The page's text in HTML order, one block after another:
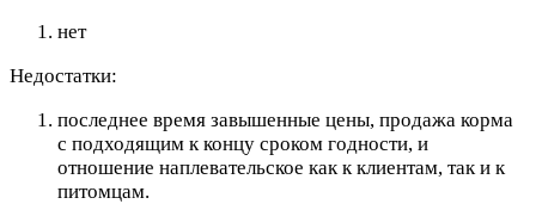
нет
Недостатки:
последнее время завышенные цены, продажа корма
с подходящим к концу сроком годности, и
отношение наплевательское как к клиентам, так и к
питомцам.